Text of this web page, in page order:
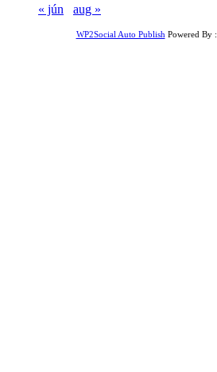
« jún
aug »
WP2Social Auto Publish Powered By :